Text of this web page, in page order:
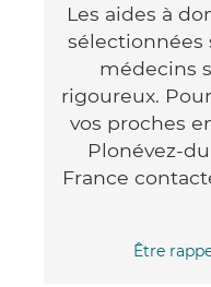
Les aides à
sélectionnées
médecins
rigoureux.
vos proches
Plonévez-
France
Être